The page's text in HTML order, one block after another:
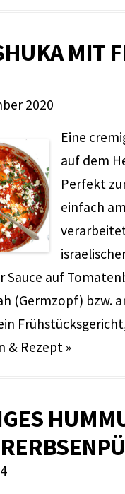
MIT
2020
Eine
auf dem
Perfekt
einfach
Sauce auf
(Germzopf) bzw.
& Rezept »